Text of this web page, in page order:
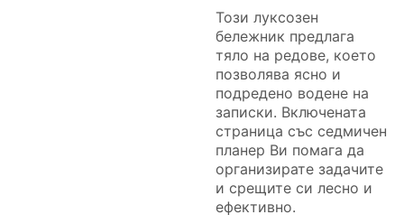
Този луксозен
бележник предлага
тяло на редове, което
позволява ясно и
подредено водене на
записки. Включената
страница със седмичен
планер Ви помага да
организирате задачите
и срещите си лесно и
ефективно.